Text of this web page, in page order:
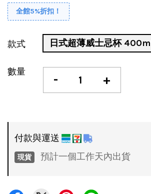
全館5%折扣！
款式 日式超薄威士忌杯
數量
- +
付款與運送
現貨 預計一個工作天內出貨